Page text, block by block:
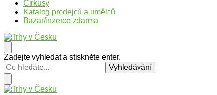
Cirkusy
Katalog prodejců a umělců
Bazar/inzerce zdarma
Trhy v Česku
Trhy, jarmarky, slavnosti a poutě v České republice
Hledáte
něco
?
Zadejte vyhledat a stiskněte enter.